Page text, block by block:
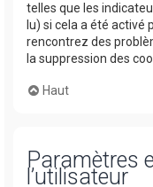
telles que les
lu) si cela a été activé
rencontrez des
la suppression des
Haut
Paramètres
l’utilisateur